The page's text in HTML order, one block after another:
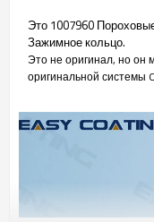
Это 1007960
Зажимное кольцо.
Это не оригинал, но он
оригинальной системы